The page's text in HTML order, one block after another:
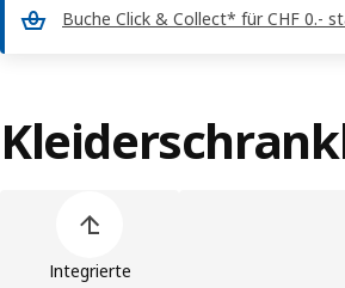
Buche Click & Collect* für CHF 0.-
Integrierte